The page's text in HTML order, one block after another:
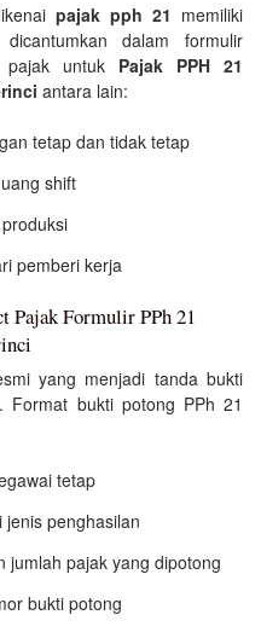
pajak pph 21 memiliki
dalam formulir
untuk Pajak PPH 21
antara lain:
tetap dan tidak tetap
shift
pemberi kerja
Pajak Formulir PPh 21
yang menjadi tanda bukti
. Format bukti potong PPh 21
tetap
jenis penghasilan
jumlah pajak yang dipotong
bukti potong